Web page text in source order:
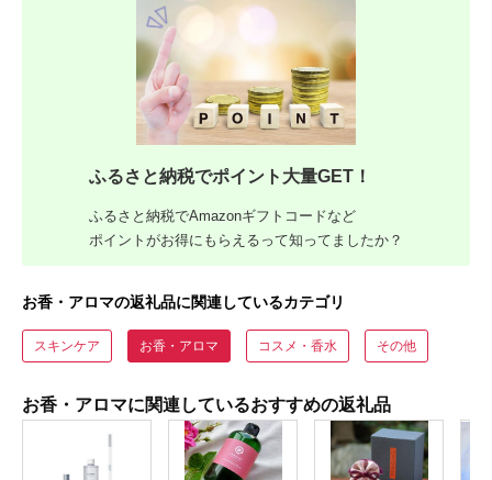
ふるさと納税でポイント大量GET！
ふるさと納税でAmazonギフトコードなど
ポイントがお得にもらえるって知ってましたか？
お香・アロマの返礼品に関連しているカテゴリ
スキンケア お香・アロマ コスメ・香水 その他
お香・アロマに関連しているおすすめの返礼品